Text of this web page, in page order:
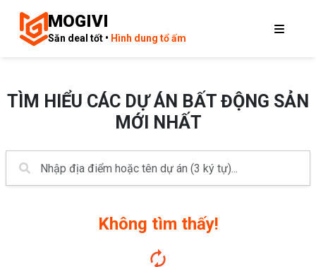
MOGIVI
Săn deal tốt • Hình dung tổ ấm
TÌM HIỂU CÁC DỰ ÁN BẤT ĐỘNG SẢN
MỚI NHẤT
Không tìm thấy!